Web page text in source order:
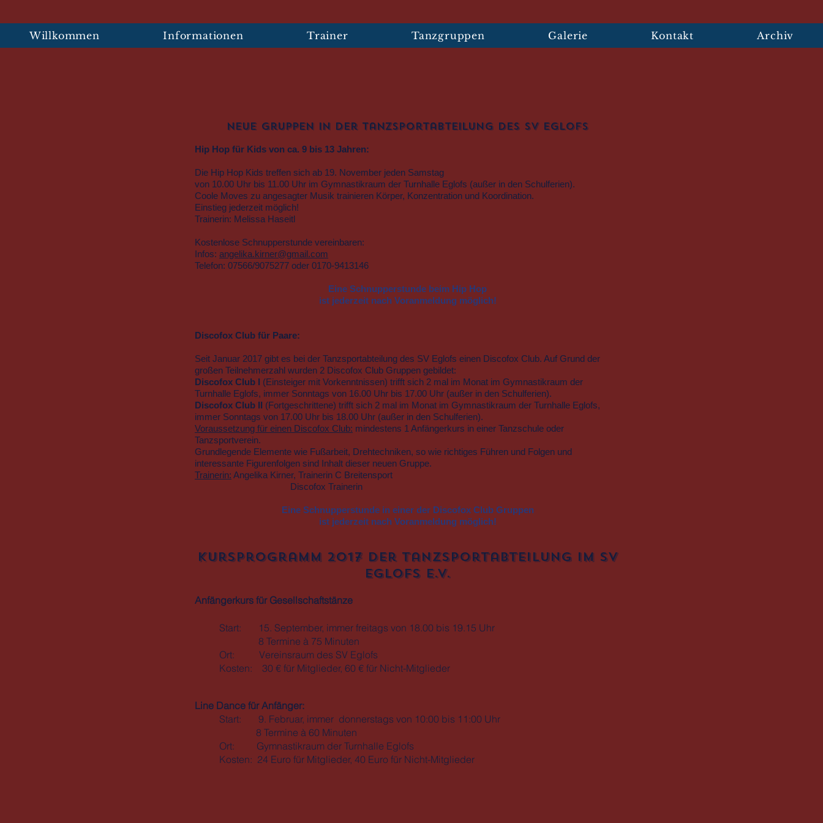
SV Eglofs
Willkommen Informationen Trainer Tanzgruppen Galerie Kontakt Archiv
Neue Gruppen in der Tanzsportabteilung des SV Eglofs
Hip Hop für Kids von ca. 9 bis 13 Jahren:
Die Hip Hop Kids treffen sich ab 19. November jeden Samstag
von 10.00 Uhr bis 11.00 Uhr im Gymnastikraum der Turnhalle Eglofs (außer in den Schulferien).
Coole Moves zu angesagter Musik trainieren Körper, Konzentration und Koordination.
Einstieg jederzeit möglich!
Trainerin: Melissa Haseitl
Kostenlose Schnupperstunde vereinbaren:
Infos: angelika.kirner@gmail.com
Telefon: 07566/9075277 oder 0170-9413146
Eine Schnupperstunde beim Hip Hop
ist jederzeit nach Voranmeldung möglich!
Discofox Club für Paare:
Seit Januar 2017 gibt es bei der Tanzsportabteilung des SV Eglofs einen Discofox Club. Auf Grund der
großen Teilnehmerzahl wurden 2 Discofox Club Gruppen gebildet:
Discofox Club I (Einsteiger mit Vorkenntnissen) trifft sich 2 mal im Monat im Gymnastikraum der
Turnhalle Eglofs, immer Sonntags von 16.00 Uhr bis 17.00 Uhr (außer in den Schulferien).
Discofox Club II (Fortgeschrittene) trifft sich 2 mal im Monat im Gymnastikraum der Turnhalle Eglofs,
immer Sonntags von 17.00 Uhr bis 18.00 Uhr (außer in den Schulferien).
Voraussetzung für einen Discofox Club: mindestens 1 Anfängerkurs in einer Tanzschule oder
Tanzsportverein.
Grundlegende Elemente wie Fußarbeit, Drehtechniken, so wie richtiges Führen und Folgen und
interessante Figurenfolgen sind Inhalt dieser neuen Gruppe.
Trainerin: Angelika Kirner, Trainerin C Breitensport
Discofox Trainerin
Eine Schnupperstunde in einer der Discofox Club Gruppen
ist jederzeit nach Voranmeldung möglich!
Kursprogramm 2017 der Tanzsportabteilung im SV
Eglofs e.V.
Anfängerkurs für Gesellschaftstänze
Start: 15. September, immer freitags von 18.00 bis 19.15 Uhr
8 Termine à 75 Minuten
Ort: Vereinsraum des SV Eglofs
Kosten: 30 € für Mitglieder, 60 € für Nicht-Mitglieder
Line Dance für Anfänger:
Start: 9. Februar, immer donnerstags von 10:00 bis 11:00 Uhr
8 Termine à 60 Minuten
Ort: Gymnastikraum der Turnhalle Eglofs
Kosten: 24 Euro für Mitglieder, 40 Euro für Nicht-Mitglieder